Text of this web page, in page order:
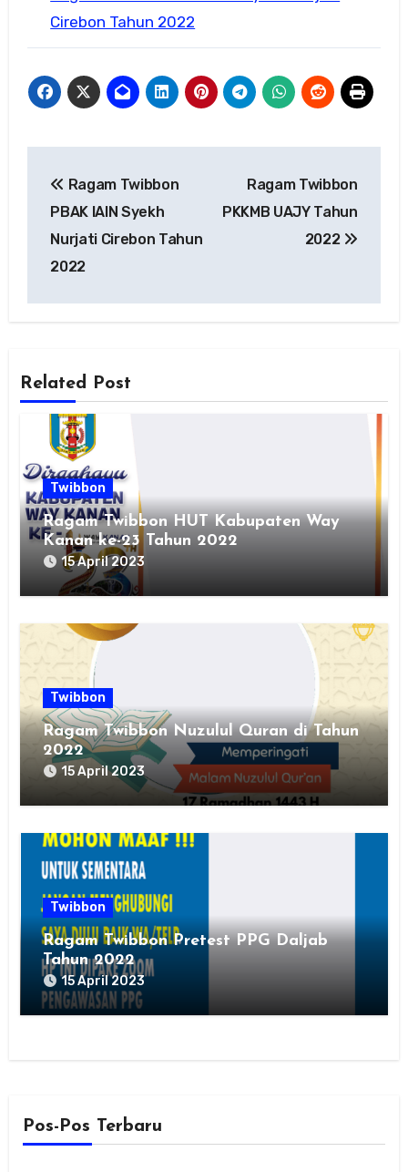
Cirebon Tahun 2022
pos
Ragam Twibbon
PBAK IAIN Syekh
Nurjati Cirebon Tahun
2022
Ragam Twibbon
PKKMB UAJY Tahun
2022
Related Post
Twibbon
Ragam Twibbon HUT Kabupaten Way
Kanan ke-23 Tahun 2022
15 April 2023
Twibbon
Ragam Twibbon Nuzulul Quran di Tahun
2022
15 April 2023
Twibbon
Ragam Twibbon Pretest PPG Daljab
Tahun 2022
15 April 2023
Pos-Pos Terbaru